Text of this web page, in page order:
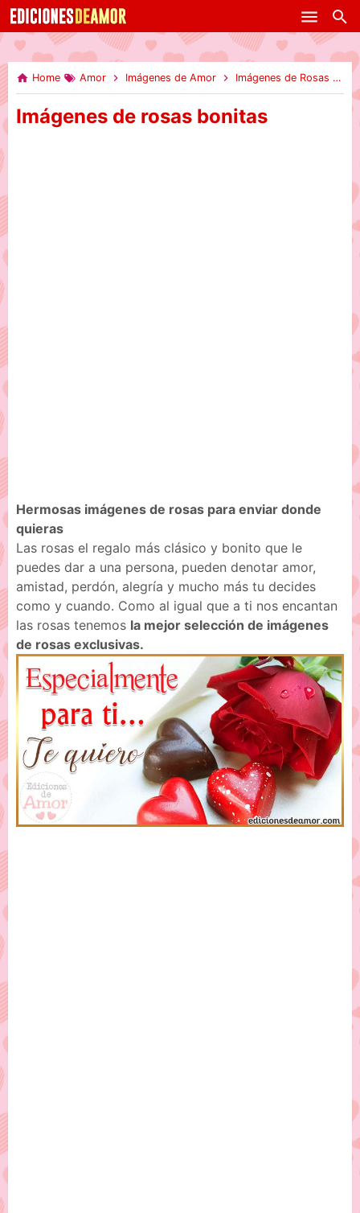
-->
Skip to main content
Home Amor Imágenes de Amor Imágenes de Rosas
Imágenes de rosas bonitas
Hermosas imágenes de rosas para enviar donde
quieras
Las rosas el regalo más clásico y bonito que le
puedes dar a una persona, pueden denotar amor,
amistad, perdón, alegría y mucho más tu decides
como y cuando. Como al igual que a ti nos encantan
las rosas tenemos la mejor selección de imágenes
de rosas exclusivas.